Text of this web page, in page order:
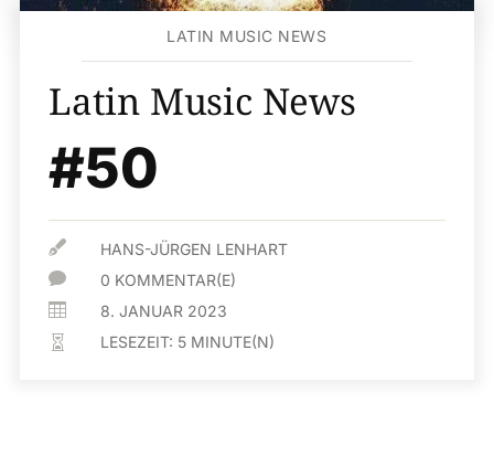
LATIN MUSIC NEWS
Latin Music News
#50
 HANS-JÜRGEN LENHART
 0 KOMMENTAR(E)
 8. JANUAR 2023
 LESEZEIT: 5 MINUTE(N)